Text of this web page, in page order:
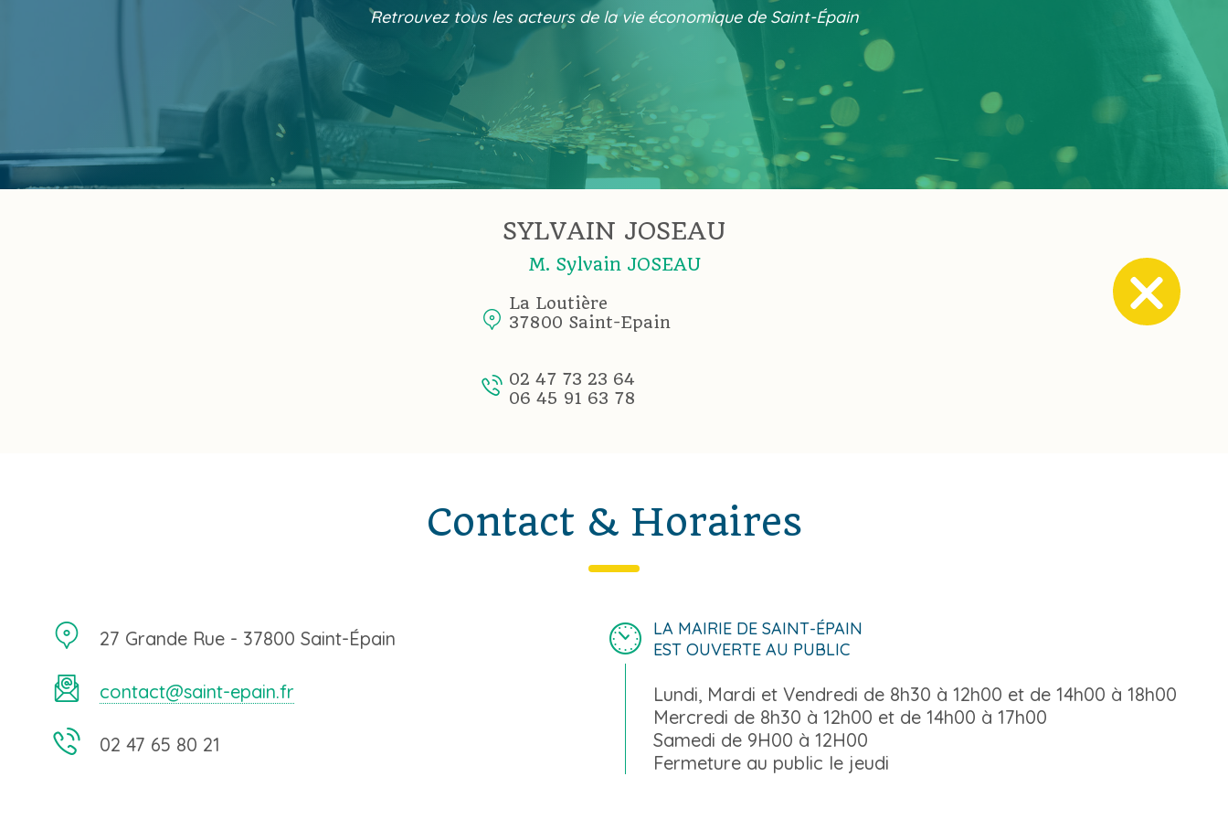
Retrouvez tous les acteurs de la vie économique de Saint-Épain
SYLVAIN JOSEAU
M. Sylvain JOSEAU
La Loutière
37800 Saint-Epain
02 47 73 23 64
06 45 91 63 78
Contact & Horaires
27 Grande Rue - 37800 Saint-Épain
contact@saint-epain.fr
02 47 65 80 21
LA MAIRIE DE SAINT-ÉPAIN
EST OUVERTE AU PUBLIC
Lundi, Mardi et Vendredi de 8h30 à 12h00 et de 14h00 à 18h00
Mercredi de 8h30 à 12h00 et de 14h00 à 17h00
Samedi de 9H00 à 12H00
Fermeture au public le jeudi